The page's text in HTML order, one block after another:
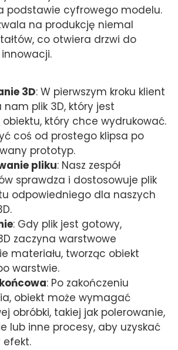
podstawie cyfrowego modelu.
na produkcję niemal
co otwiera drzwi do
3D: W pierwszym kroku klient
plik 3D, który jest
który chce wydrukować.
coś od prostego klipsa po
prototyp.
pliku: Nasz zespół
sprawdza i dostosowuje plik
odpowiedniego dla naszych
: Gdy plik jest gotowy,
zaczyna warstwowe
materiału, tworząc obiekt
warstwie.
: Po zakończeniu
obiekt może wymagać
obróbki, takiej jak polerowanie,
lub inne procesy, aby uzyskać
efekt.